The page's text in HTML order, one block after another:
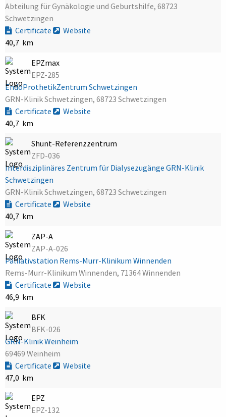
Abteilung für Gynäkologie und Geburtshilfe, 68723
Schwetzingen
Certificate
Website
40,7 km
EPZmax
EPZ-285
EndoProthetikZentrum Schwetzingen
GRN-Klinik Schwetzingen, 68723 Schwetzingen
Certificate
Website
40,7 km
Shunt-Referenzzentrum
ZFD-036
Interdisziplinäres Zentrum für Dialysezugänge GRN-Klinik
Schwetzingen
GRN-Klinik Schwetzingen, 68723 Schwetzingen
Certificate
Website
40,7 km
ZAP-A
ZAP-A-026
Palliativstation Rems-Murr-Klinikum Winnenden
Rems-Murr-Klinikum Winnenden, 71364 Winnenden
Certificate
Website
46,9 km
BFK
BFK-026
GRN-Klinik Weinheim
69469 Weinheim
Certificate
Website
47,0 km
EPZ
EPZ-132